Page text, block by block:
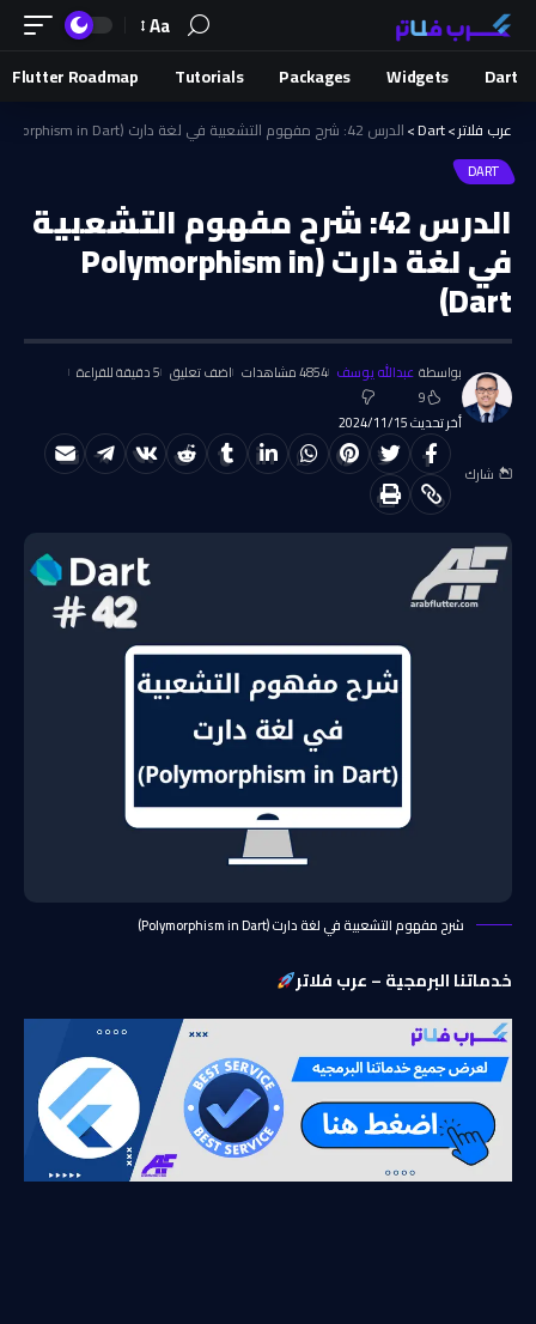
Aa
Dart
Widgets
Packages
Tutorials
Flutter Roadmap
عرب فلاتر>
Dart
>الدرس 42: شرح مفهوم التشعبية في لغة دارت (Polymorphism in Dart)
DART
الدرس 42: شرح مفهوم التشعبية
في لغة دارت (Polymorphism in
Dart)
أخر تحديث 2024/11/15
بواسطة عبدالله يوسف 4854 مشاهدات اضف تعليق 5 دقيقة للقراءة
9
شارك
شرح مفهوم التشعبية في لغة دارت (Polymorphism in Dart)
خدماتنا البرمجية – عرب فلاتر